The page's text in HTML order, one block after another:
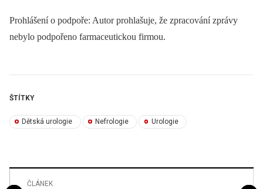
Prohlášení o podpoře: Autor prohlašuje, že zpracování zprávy
nebylo podpořeno farmaceutickou firmou.
ŠTÍTKY
Dětská urologie Nefrologie Urologie
ČLÁNEK